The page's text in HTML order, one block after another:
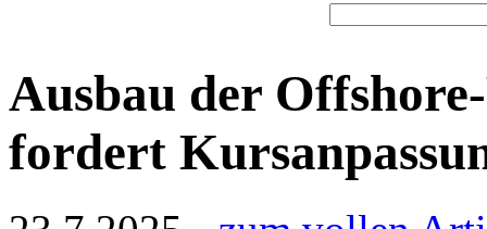
Ausbau der
fordert